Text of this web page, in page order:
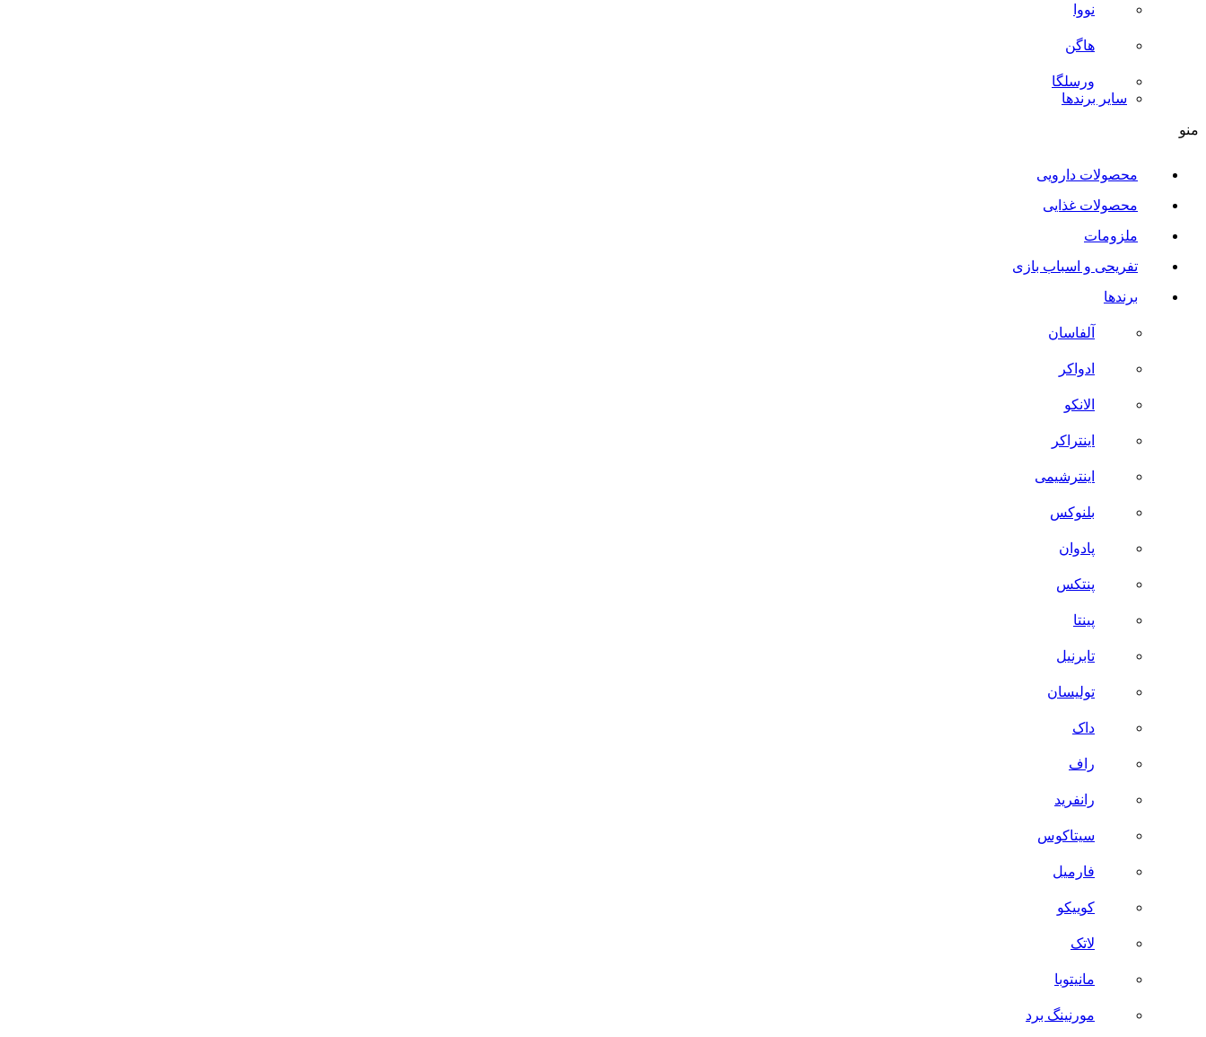
نووا
هاگن
ورسلگا
سایر برند‌ها
منو
محصولات دارویی
محصولات غذایی
ملزومات
تفریحی و اسباب بازی
برندها
آلفاسان
ادواکر
الانکو
اینتراکر
اینترشیمی
بلنوکس
پادوان
پنتکس
پینتا
تابرنیل
تولیسان
داک
راف
رانفرید
سیتاکوس
فارمیل
کوییکو
لاتک
مانیتوبا
مورنینگ برد